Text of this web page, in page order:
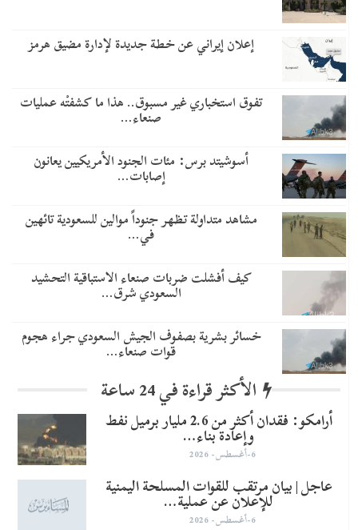
إعلان إيراني عن خطة جديدة لإدارة مضيق هرمز
تفوق استخباري غير مسبوق.. هذا ما كشفتْه عمليات
صنعاء…
أسوشيتد برس: مئات الجنود الأمريكيين يعانون
إصابات…
مشاهد متداولة تظهر جنوداً موالين للسعودية تائهين
في…
​كيف أفشلت ضربات صنعاء الاستباقية التحشيد
السعودي شرق…
خسائر بشرية بصفوف الجيش السعودي جراء هجوم
قوات صنعاء…
الأكثر قراءة في 24 ساعة
أرامكو: فقدان أكثر من 2.6 مليار برميل نفط
وإعادة بناء…
6-أغسطس- 2026
عاجل | بيان مرتقب للقوات المسلحة اليمنية
للإعلان عن عملية…
6-أغسطس- 2026